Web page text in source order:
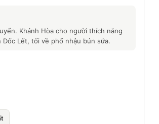
Khánh Hòa cho người thích năng
Lết, tối về phố nhậu bún sứa.